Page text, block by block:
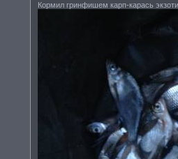
Кормил гринфишем карп-карась